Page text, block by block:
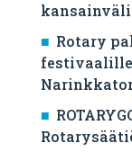
Rotary